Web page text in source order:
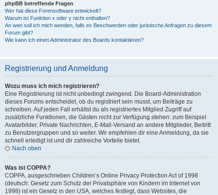
phpBB betreffende Fragen
Wer hat diese Forensoftware entwickelt?
Warum ist Funktion x oder y nicht enthalten?
An wen soll ich mich wenden, falls es Beschwerden oder juristische Anfragen zu diesem
Forum gibt?
Wie kann ich einen Administrator des Boards kontaktieren?
Registrierung und Anmeldung
Wozu muss ich mich registrieren?
Eine Registrierung ist nicht unbedingt zwingend. Die Board-Administration
dieses Forums entscheidet, ob du registriert sein musst, um Beiträge zu
schreiben. Auf jeden Fall erhältst du als registriertes Mitglied Zugriff auf
zusätzliche Funktionen, die Gästen nicht zur Verfügung stehen: zum Beispiel
Avatarbilder, Private Nachrichten, E-Mail-Versand an andere Mitglieder, Beitritt
zu Benutzergruppen und so weiter. Wir empfehlen dir eine Anmeldung, da sie
schnell erledigt ist und dir zahlreiche Vorteile bietet.
Nach oben
Was ist COPPA?
COPPA, ausgeschrieben Children’s Online Privacy Protection Act of 1998
(deutsch: Gesetz zum Schutz der Privatsphäre von Kindern im Internet von
1998) ist ein Gesetz in den USA, welches festlegt, dass Websites, die